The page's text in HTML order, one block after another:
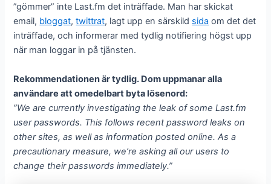
”gömmer” inte Last.fm det inträffade. Man har skickat
email, bloggat,twittrat, lagt upp en särskild sida om det det
inträffade, och informerar med tydlig notifiering högst upp
när man loggar in på tjänsten.
Rekommendationen är tydlig. Dom uppmanar alla
användare att omedelbart byta lösenord:
”We are currently investigating the leak of some Last.fm
user passwords. This follows recent password leaks on
other sites, as well as information posted online. As a
precautionary measure, we’re asking all our users to
change their passwords immediately.”